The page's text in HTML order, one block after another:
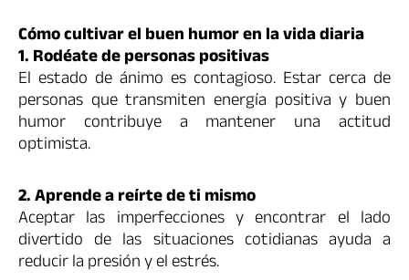
Cómo cultivar el buen humor en la vida diaria
1. Rodéate de personas positivas
El estado de ánimo es contagioso. Estar cerca de
personas que transmiten energía positiva y buen
humor contribuye a mantener una actitud
optimista.
2. Aprende a reírte de ti mismo
Aceptar las imperfecciones y encontrar el lado
divertido de las situaciones cotidianas ayuda a
reducir la presión y el estrés.